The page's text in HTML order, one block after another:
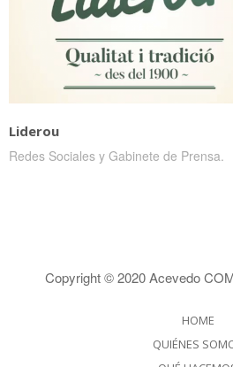
Liderou
Redes Sociales y Gabinete de Prensa.
Copyright © 2020Acevedo
HOME
QUIÉNES